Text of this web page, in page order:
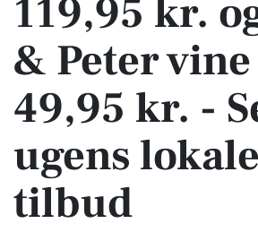
119,95 kr.
& Peter
49,95 kr. -
ugens lokale
tilbud